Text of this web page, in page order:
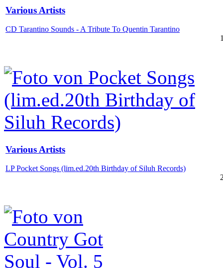
Various Artists
CD Tarantino Sounds - A Tribute To Quentin Tarantino
Various Artists
LP Pocket Songs (lim.ed.20th Birthday of Siluh Records)